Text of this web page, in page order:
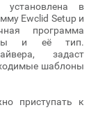
установлена в
Ewclid Setup и
программа
и её тип.
задаст
шаблоны
приступать к